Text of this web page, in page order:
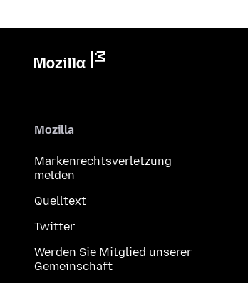
Mozilla
Markenrechtsverletzung
melden
Quelltext
Twitter
Werden Sie Mitglied unserer
Gemeinschaft